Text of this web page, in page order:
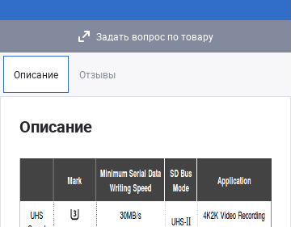
Задать вопрос по товару
Описание Отзывы
Описание